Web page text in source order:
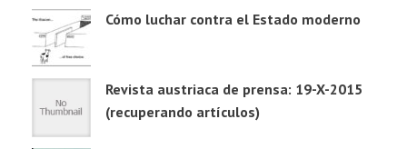
Cómo luchar contra el Estado moderno
Revista austriaca de prensa: 19-X-2015
(recuperando artículos)